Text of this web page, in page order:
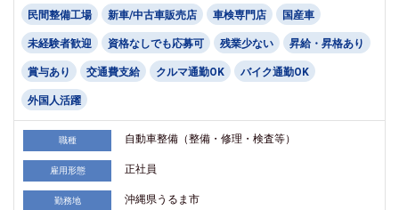
民間整備工場 新車/中古車販売店 車検専門店 国産車
未経験者歓迎 資格なしでも応募可 残業少ない 昇給・昇格あり
賞与あり 交通費支給 クルマ通勤OK バイク通勤OK
外国人活躍
職種 自動車整備（整備・修理・検査等）
雇用形態 正社員
勤務地 沖縄県うるま市